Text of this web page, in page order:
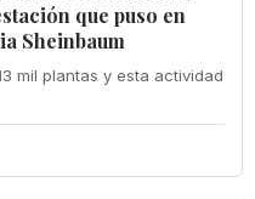
que puso en
Sheinbaum
mil plantas y esta actividad